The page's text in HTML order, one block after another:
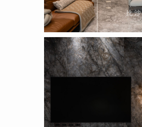
Proposal
_pic_1_18